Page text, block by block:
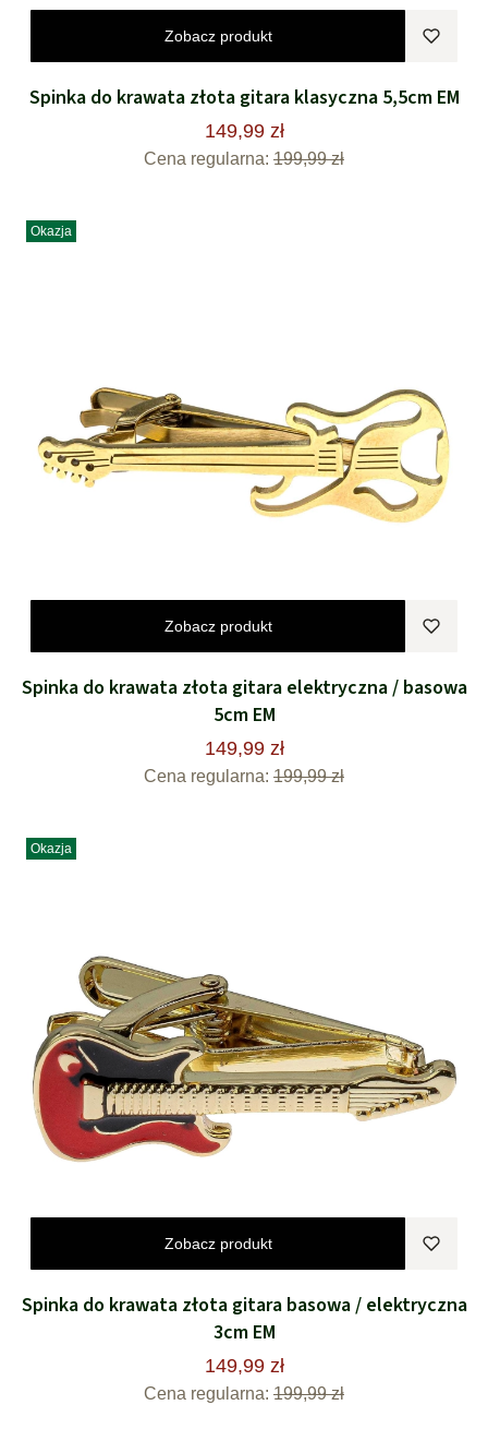
Zobacz produkt
Spinka do krawata złota gitara klasyczna 5,5cm EM
149,99 zł
Cena regularna: 199,99 zł
Okazja
Zobacz produkt
Spinka do krawata złota gitara elektryczna / basowa
5cm EM
149,99 zł
Cena regularna: 199,99 zł
Okazja
Zobacz produkt
Spinka do krawata złota gitara basowa / elektryczna
3cm EM
149,99 zł
Cena regularna: 199,99 zł